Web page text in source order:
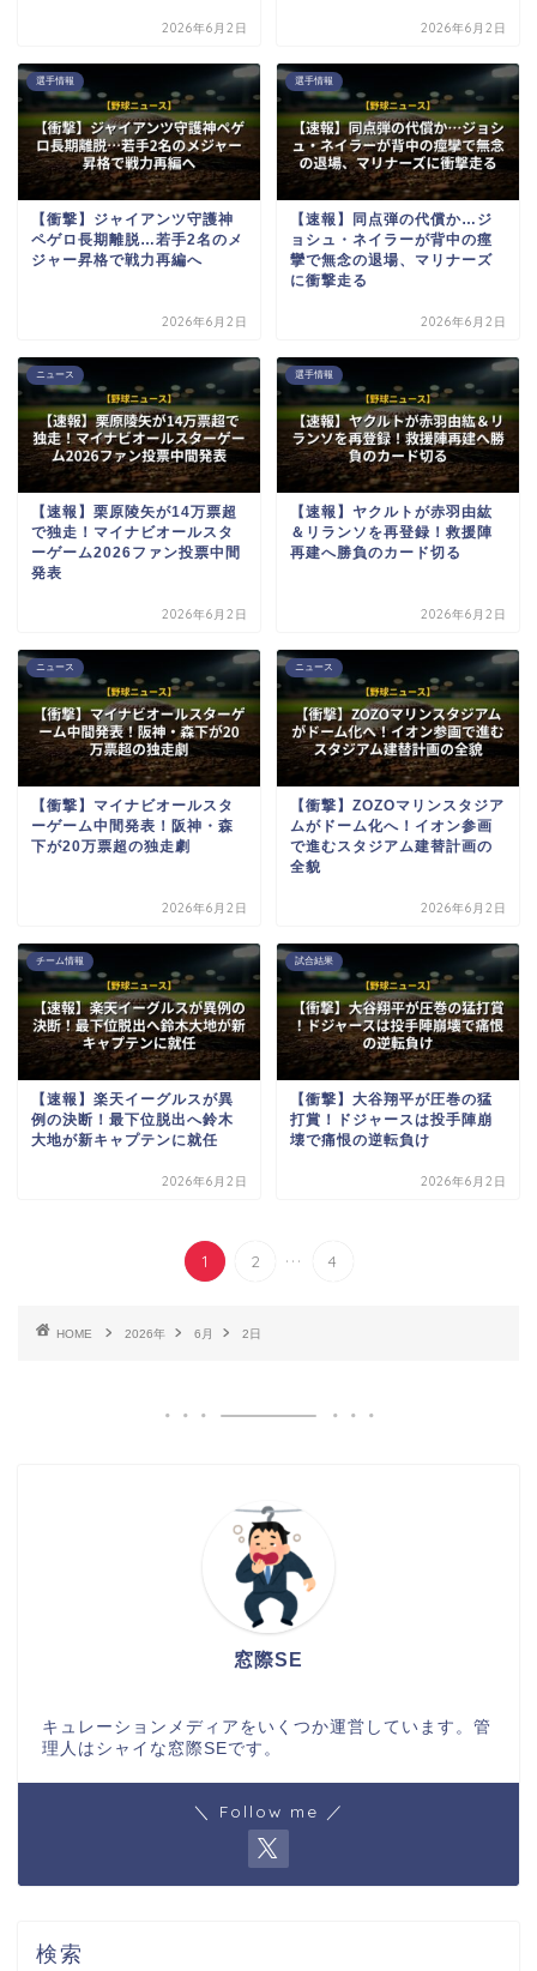
2026年6月2日 2026年6月2日
選手情報
【衝撃】ジャイアンツ守護神
ペゲロ長期離脱…若手2名のメ
ジャー昇格で戦力再編へ
2026年6月2日
選手情報
【速報】同点弾の代償か…ジ
ョシュ・ネイラーが背中の痙
攣で無念の退場、マリナーズ
に衝撃走る
2026年6月2日
ニュース
【速報】栗原陵矢が14万票超
で独走！マイナビオールスタ
ーゲーム2026ファン投票中間
発表
2026年6月2日
選手情報
【速報】ヤクルトが赤羽由紘
＆リランソを再登録！救援陣
再建へ勝負のカード切る
2026年6月2日
ニュース
【衝撃】マイナビオールスタ
ーゲーム中間発表！阪神・森
下が20万票超の独走劇
2026年6月2日
ニュース
【衝撃】ZOZOマリンスタジア
ムがドーム化へ！イオン参画
で進むスタジアム建替計画の
全貌
2026年6月2日
チーム情報
【速報】楽天イーグルスが異
例の決断！最下位脱出へ鈴木
大地が新キャプテンに就任
2026年6月2日
試合結果
【衝撃】大谷翔平が圧巻の猛
打賞！ドジャースは投手陣崩
壊で痛恨の逆転負け
2026年6月2日
1 2 ... 4
HOME 2026年 6月 2日
窓際SE
キュレーションメディアをいくつか運営しています。管
理人はシャイな窓際SEです。
＼ Follow me ／
検索